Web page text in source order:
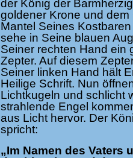
der König der
goldener Krone und
Mantel Seines
sehe in Seine blauen
Seiner rechten Hand ein
Zepter. Auf diesem
Seiner linken Hand hält
Heilige Schrift. Nun
Lichtkugeln und schlicht
strahlende Engel
aus Licht hervor. Der
spricht:
„Im Namen des Vaters